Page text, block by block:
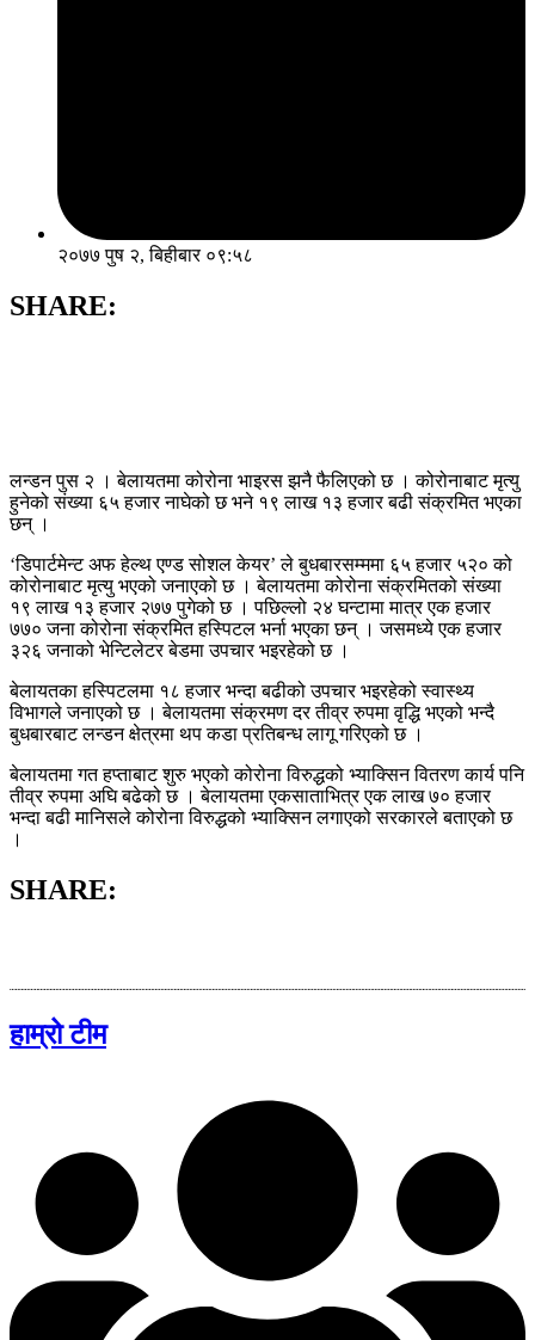
२०७७ पुष २, बिहीबार ०९:५८
SHARE:
लन्डन पुस २ । बेलायतमा कोरोना भाइरस झनै फैलिएको छ । कोरोनाबाट मृत्यु
हुनेको संख्या ६५ हजार नाघेको छ भने १९ लाख १३ हजार बढी संक्रमित भएका
छन् ।
‘डिपार्टमेन्ट अफ हेल्थ एण्ड सोशल केयर’ ले बुधबारसम्ममा ६५ हजार ५२० को
कोरोनाबाट मृत्यु भएको जनाएको छ । बेलायतमा कोरोना संक्रमितको संख्या
१९ लाख १३ हजार २७७ पुगेको छ । पछिल्लो २४ घन्टामा मात्र एक हजार
७७० जना कोरोना संक्रमित हस्पिटल भर्ना भएका छन् । जसमध्ये एक हजार
३२६ जनाको भेन्टिलेटर बेडमा उपचार भइरहेको छ ।
बेलायतका हस्पिटलमा १८ हजार भन्दा बढीको उपचार भइरहेको स्वास्थ्य
विभागले जनाएको छ । बेलायतमा संक्रमण दर तीव्र रुपमा वृद्धि भएको भन्दै
बुधबारबाट लन्डन क्षेत्रमा थप कडा प्रतिबन्ध लागू गरिएको छ ।
बेलायतमा गत हप्ताबाट शुरु भएको कोरोना विरुद्धको भ्याक्सिन वितरण कार्य पनि
तीव्र रुपमा अघि बढेको छ । बेलायतमा एकसाताभित्र एक लाख ७० हजार
भन्दा बढी मानिसले कोरोना विरुद्धको भ्याक्सिन लगाएको सरकारले बताएको छ
।
SHARE:
हाम्रो टीम